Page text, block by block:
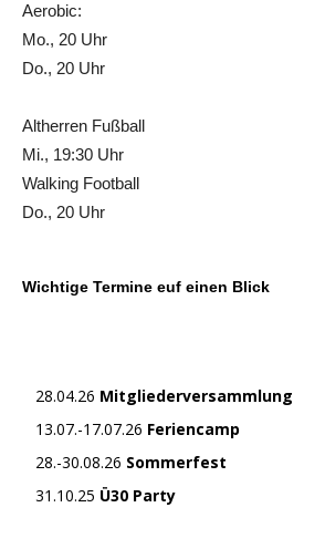
Aerobic:
Mo., 20 Uhr
Do., 20 Uhr
Altherren Fußball
Mi., 19:30 Uhr
Walking Football
Do., 20 Uhr
Wichtige Termine euf einen Blick
28.04.26 Mitgliederversammlung
13.07.-17.07.26 Feriencamp
28.-30.08.26 Sommerfest
31.10.25 Ü30 Party